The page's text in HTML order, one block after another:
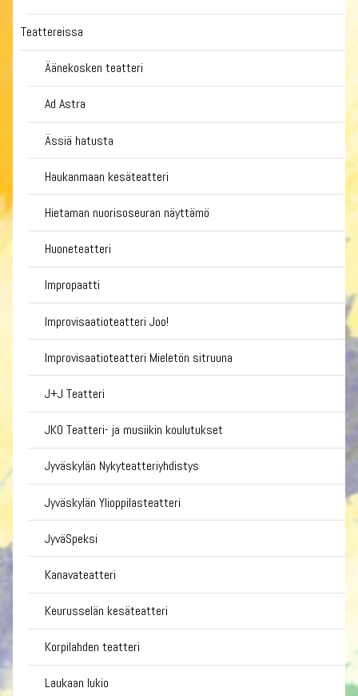
Teattereissa
Äänekosken teatteri
Ad Astra
Ässiä hatusta
Haukanmaan kesäteatteri
Hietaman nuorisoseuran näyttämö
Huoneteatteri
Impropaatti
Improvisaatioteatteri Joo!
Improvisaatioteatteri Mieletön sitruuna
J+J Teatteri
JKO Teatteri- ja musiikin koulutukset
Jyväskylän Nykyteatteriyhdistys
Jyväskylän Ylioppilasteatteri
JyväSpeksi
Kanavateatteri
Keurusselän kesäteatteri
Korpilahden teatteri
Laukaan lukio